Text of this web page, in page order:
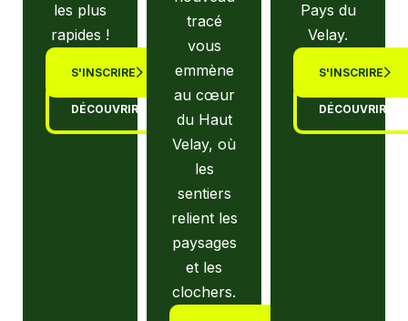
les plus
rapides !
S'INSCRIRE
DÉCOUVRIR
tracé
vous
emmène
au cœur
du Haut
Velay, où
les
sentiers
relient les
paysages
et les
clochers.
Pays du
Velay.
S'INSCRIRE
DÉCOUVRIR